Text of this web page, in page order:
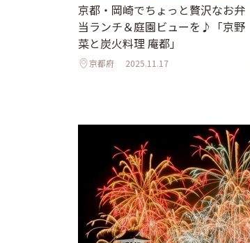
京都・岡崎でちょっと贅沢なお弁
当ランチ＆庭園ビューを♪「京野
菜と炭火料理 庵都」
京都府 2025.11.17